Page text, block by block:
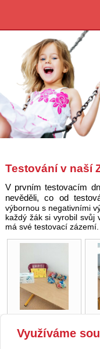
Testování v naší
V prvním testovacím
nevěděli, co od
výbornou s negativními
každý žák si vyrobil svůj
má své testovací zázemí.
Copyright © 2026 Základní
Využíváme